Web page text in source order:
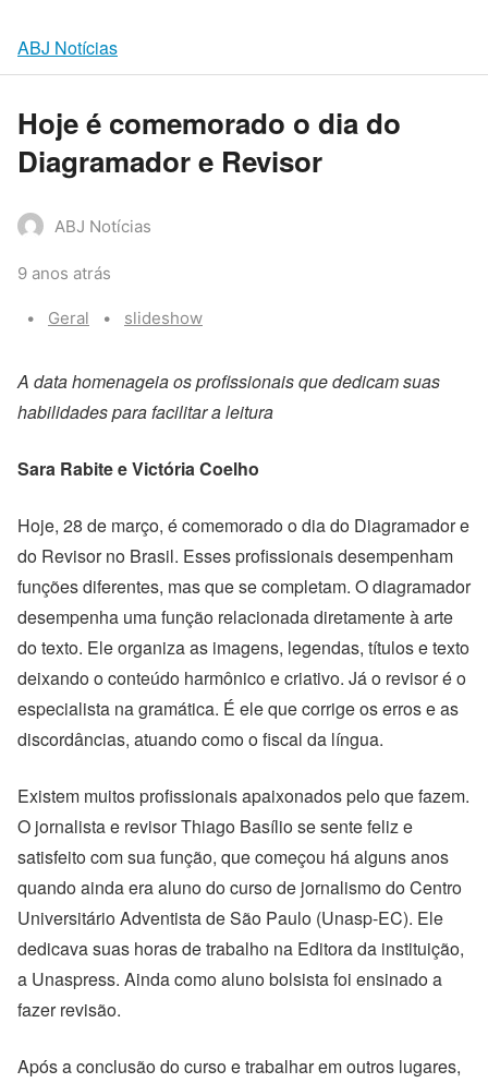
ABJ Notícias
Hoje é comemorado o dia do
Diagramador e Revisor
ABJ Notícias
9 anos atrás
Categories:
Geral Tags:
slideshow
A data homenageia os profissionais que dedicam suas
habilidades para facilitar a leitura
Sara Rabite e Victória Coelho
Hoje, 28 de março, é comemorado o dia do Diagramador e
do Revisor no Brasil. Esses profissionais desempenham
funções diferentes, mas que se completam. O diagramador
desempenha uma função relacionada diretamente à arte
do texto. Ele organiza as imagens, legendas, títulos e texto
deixando o conteúdo harmônico e criativo. Já o revisor é o
especialista na gramática. É ele que corrige os erros e as
discordâncias, atuando como o fiscal da língua.
Existem muitos profissionais apaixonados pelo que fazem.
O jornalista e revisor Thiago Basílio se sente feliz e
satisfeito com sua função, que começou há alguns anos
quando ainda era aluno do curso de jornalismo do Centro
Universitário Adventista de São Paulo (Unasp-EC). Ele
dedicava suas horas de trabalho na Editora da instituição,
a Unaspress. Ainda como aluno bolsista foi ensinado a
fazer revisão.
Após a conclusão do curso e trabalhar em outros lugares,